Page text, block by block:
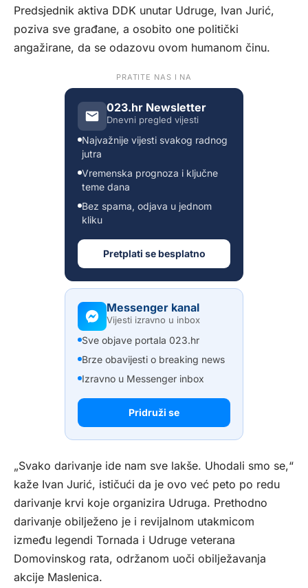
Predsjednik aktiva DDK unutar Udruge, Ivan Jurić,
poziva sve građane, a osobito one politički
angažirane, da se odazovu ovom humanom činu.
PRATITE NAS I NA
023.hr Newsletter
Dnevni pregled vijesti
Najvažnije vijesti svakog radnog
jutra
Vremenska prognoza i ključne
teme dana
Bez spama, odjava u jednom
kliku
Pretplati se besplatno
Messenger kanal
Vijesti izravno u inbox
Sve objave portala 023.hr
Brze obavijesti o breaking news
Izravno u Messenger inbox
Pridruži se
„Svako darivanje ide nam sve lakše. Uhodali smo se,“
kaže Ivan Jurić, ističući da je ovo već peto po redu
darivanje krvi koje organizira Udruga. Prethodno
darivanje obilježeno je i revijalnom utakmicom
između legendi Tornada i Udruge veterana
Domovinskog rata, održanom uoči obilježavanja
akcije Maslenica.